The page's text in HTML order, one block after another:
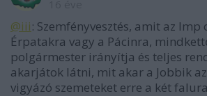
@iii: Szemfényvesztés, amit az lmp
Érpatakra vagy a Pácinra,
polgármester irányítja és teljes
akarjátok látni, mit akar a Jobbik
vigyázó szemeteket erre a két